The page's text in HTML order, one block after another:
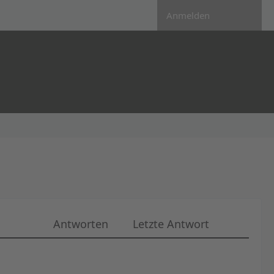
Anmelden
Antworten Letzte Antwort